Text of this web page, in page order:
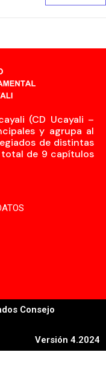
(CD Ucayali –
y agrupa al
de distintas
de 9 capítulos
Consejo
Versión 4.2024